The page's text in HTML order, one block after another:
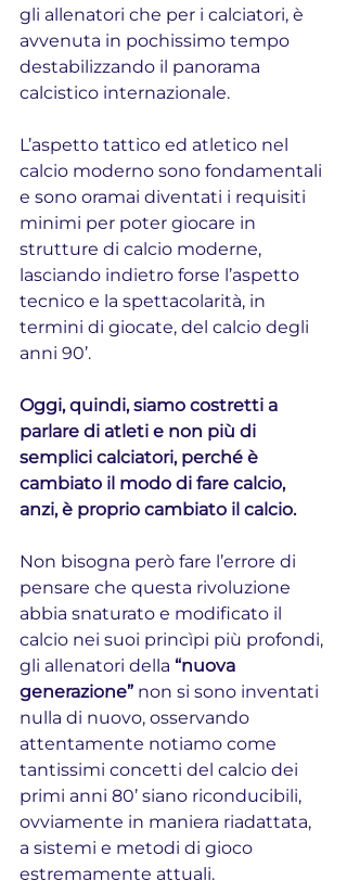
gli allenatori che per i calciatori, è
avvenuta in pochissimo tempo
destabilizzando il panorama
calcistico internazionale.
L’aspetto tattico ed atletico nel
calcio moderno sono fondamentali
e sono oramai diventati i requisiti
minimi per poter giocare in
strutture di calcio moderne,
lasciando indietro forse l’aspetto
tecnico e la spettacolarità, in
termini di giocate, del calcio degli
anni 90’.
Oggi, quindi, siamo costretti a
parlare di atleti e non più di
semplici calciatori, perché è
cambiato il modo di fare calcio,
anzi, è proprio cambiato il calcio.
Non bisogna però fare l’errore di
pensare che questa rivoluzione
abbia snaturato e modificato il
calcio nei suoi princìpi più profondi,
gli allenatori della “nuova
generazione” non si sono inventati
nulla di nuovo, osservando
attentamente notiamo come
tantissimi concetti del calcio dei
primi anni 80’ siano riconducibili,
ovviamente in maniera riadattata,
a sistemi e metodi di gioco
estremamente attuali.